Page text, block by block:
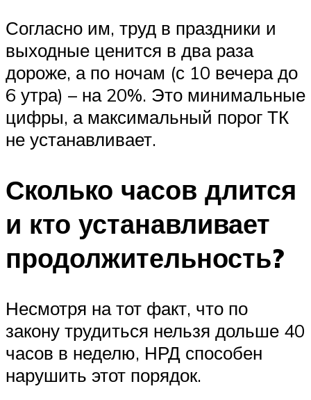
Согласно им, труд в праздники и
выходные ценится в два раза
дороже, а по ночам (с 10 вечера до
6 утра) – на 20%. Это минимальные
цифры, а максимальный порог ТК
не устанавливает.
Сколько часов длится
и кто устанавливает
продолжительность?
Несмотря на тот факт, что по
закону трудиться нельзя дольше 40
часов в неделю, НРД способен
нарушить этот порядок.